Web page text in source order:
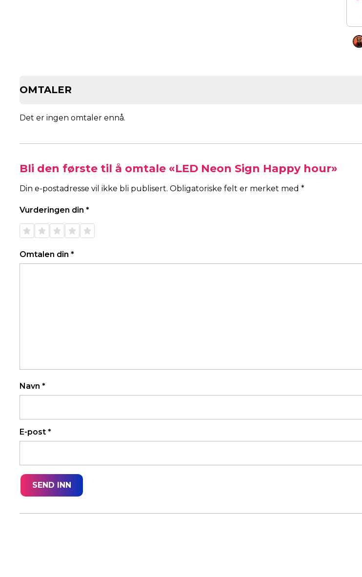
OMTALER
Det er ingen omtaler ennå.
Bli den første til å omtale «LED Neon Sign Happy hour»
Din e-postadresse vil ikke bli publisert. Obligatoriske felt er merket med *
Vurderingen din *
1 av 5
stjerner
2 av 5
stjerner
3 av 5
stjerner
4 av 5
stjerner
5 av 5
stjerner
Omtalen din *
Navn *
E-post *